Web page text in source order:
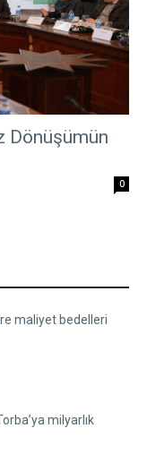
Dönüşümün
0
maliyet bedelleri
milyarlık